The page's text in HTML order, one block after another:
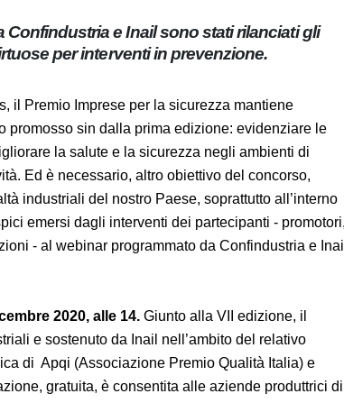
virtuose per interventi in prevenzione.
il Premio Imprese per la sicurezza mantiene
promosso sin dalla prima edizione: evidenziare
migliorare la salute e la sicurezza negli ambienti
Ed è necessario, altro obiettivo del
nelle realtà industriali del nostro Paese,
stati questi gli auspici emersi dagli
16 novembre.
2020, alle 14.Giunto alla VII edizione, il
e sostenuto da Inail nell’ambito del relativo